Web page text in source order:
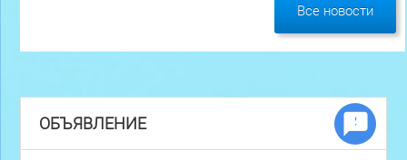
Все новости
ОБЪЯВЛЕНИЕ